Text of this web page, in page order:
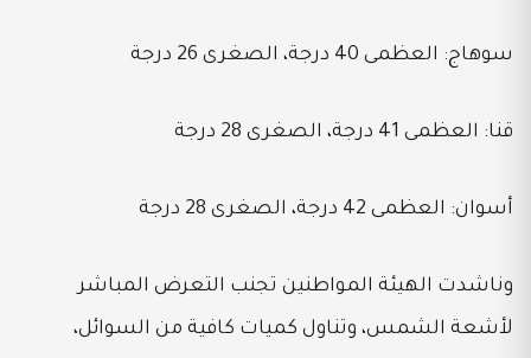
سوهاج: العظمى 40 درجة، الصغرى 26 درجة
قنا: العظمى 41 درجة، الصغرى 28 درجة
أسوان: العظمى 42 درجة، الصغرى 28 درجة
وناشدت الهيئة المواطنين تجنب التعرض المباشر
لأشعة الشمس، وتناول كميات كافية من السوائل،